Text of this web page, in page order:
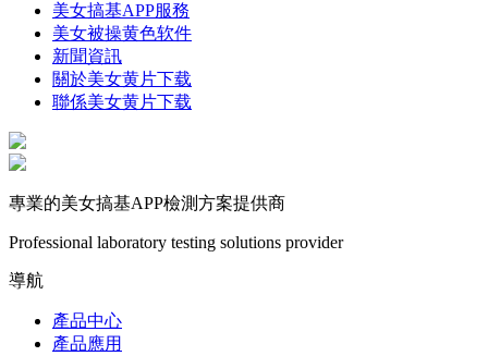
美女搞基APP服務
美女被操黄色软件
新聞資訊
關於美女黄片下载
聯係美女黄片下载
專業的美女搞基APP檢測方案提供商
Professional laboratory testing solutions provider
導航
產品中心
產品應用